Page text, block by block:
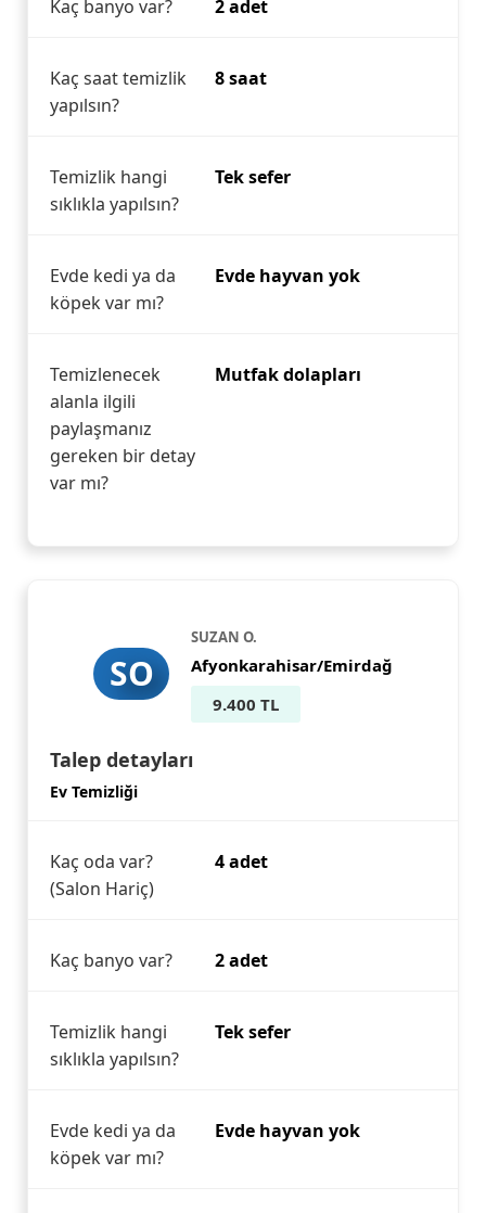
Kaç banyo var? 2 adet
Kaç saat temizlik
yapılsın?
8 saat
Temizlik hangi
sıklıkla yapılsın?
Tek sefer
Evde kedi ya da
köpek var mı?
Evde hayvan yok
Temizlenecek
alanla ilgili
paylaşmanız
gereken bir detay
var mı?
Mutfak dolapları
SO
SUZAN O.
Afyonkarahisar/Emirdağ
9.400 TL
Talep detayları
Ev Temizliği
Kaç oda var?
(Salon Hariç)
4 adet
Kaç banyo var? 2 adet
Temizlik hangi
sıklıkla yapılsın?
Tek sefer
Evde kedi ya da
köpek var mı?
Evde hayvan yok